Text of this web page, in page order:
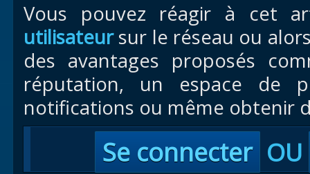
Vous pouvez réagir à cet
utilisateursur le réseau ou
des avantages proposés
réputation, un espace de
notifications ou même obtenir
Se connecter OU